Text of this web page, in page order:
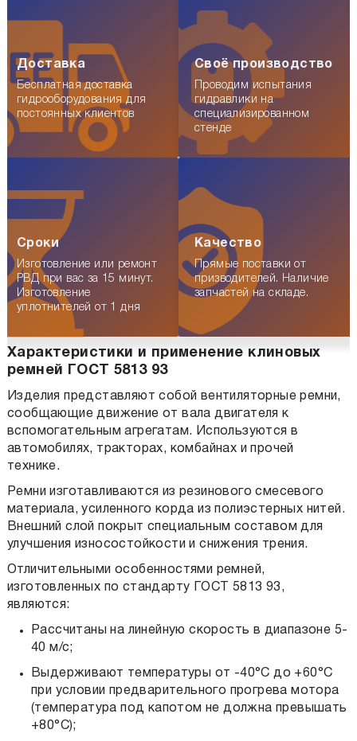
Доставка
Бесплатная доставка
гидрооборудования для
постоянных клиентов
Своё производство
Проводим испытания
гидравлики на
специализированном
стенде
Сроки
Изготовление или ремонт
РВД при вас за 15 минут.
Изготовление
уплотнителей от 1 дня
Качество
Прямые поставки от
призводителей. Наличие
запчастей на складе.
Характеристики и применение клиновых
ремней ГОСТ 5813 93
Изделия представляют собой вентиляторные ремни,
сообщающие движение от вала двигателя к
вспомогательным агрегатам. Используются в
автомобилях, тракторах, комбайнах и прочей
технике.
Ремни изготавливаются из резинового смесевого
материала, усиленного корда из полиэстерных нитей.
Внешний слой покрыт специальным составом для
улучшения износостойкости и снижения трения.
Отличительными особенностями ремней,
изготовленных по стандарту ГОСТ 5813 93,
являются:
Рассчитаны на линейную скорость в диапазоне 5-
40 м/с;
Выдерживают температуры от -40°С до +60°С
при условии предварительного прогрева мотора
(температура под капотом не должна превышать
+80°С);